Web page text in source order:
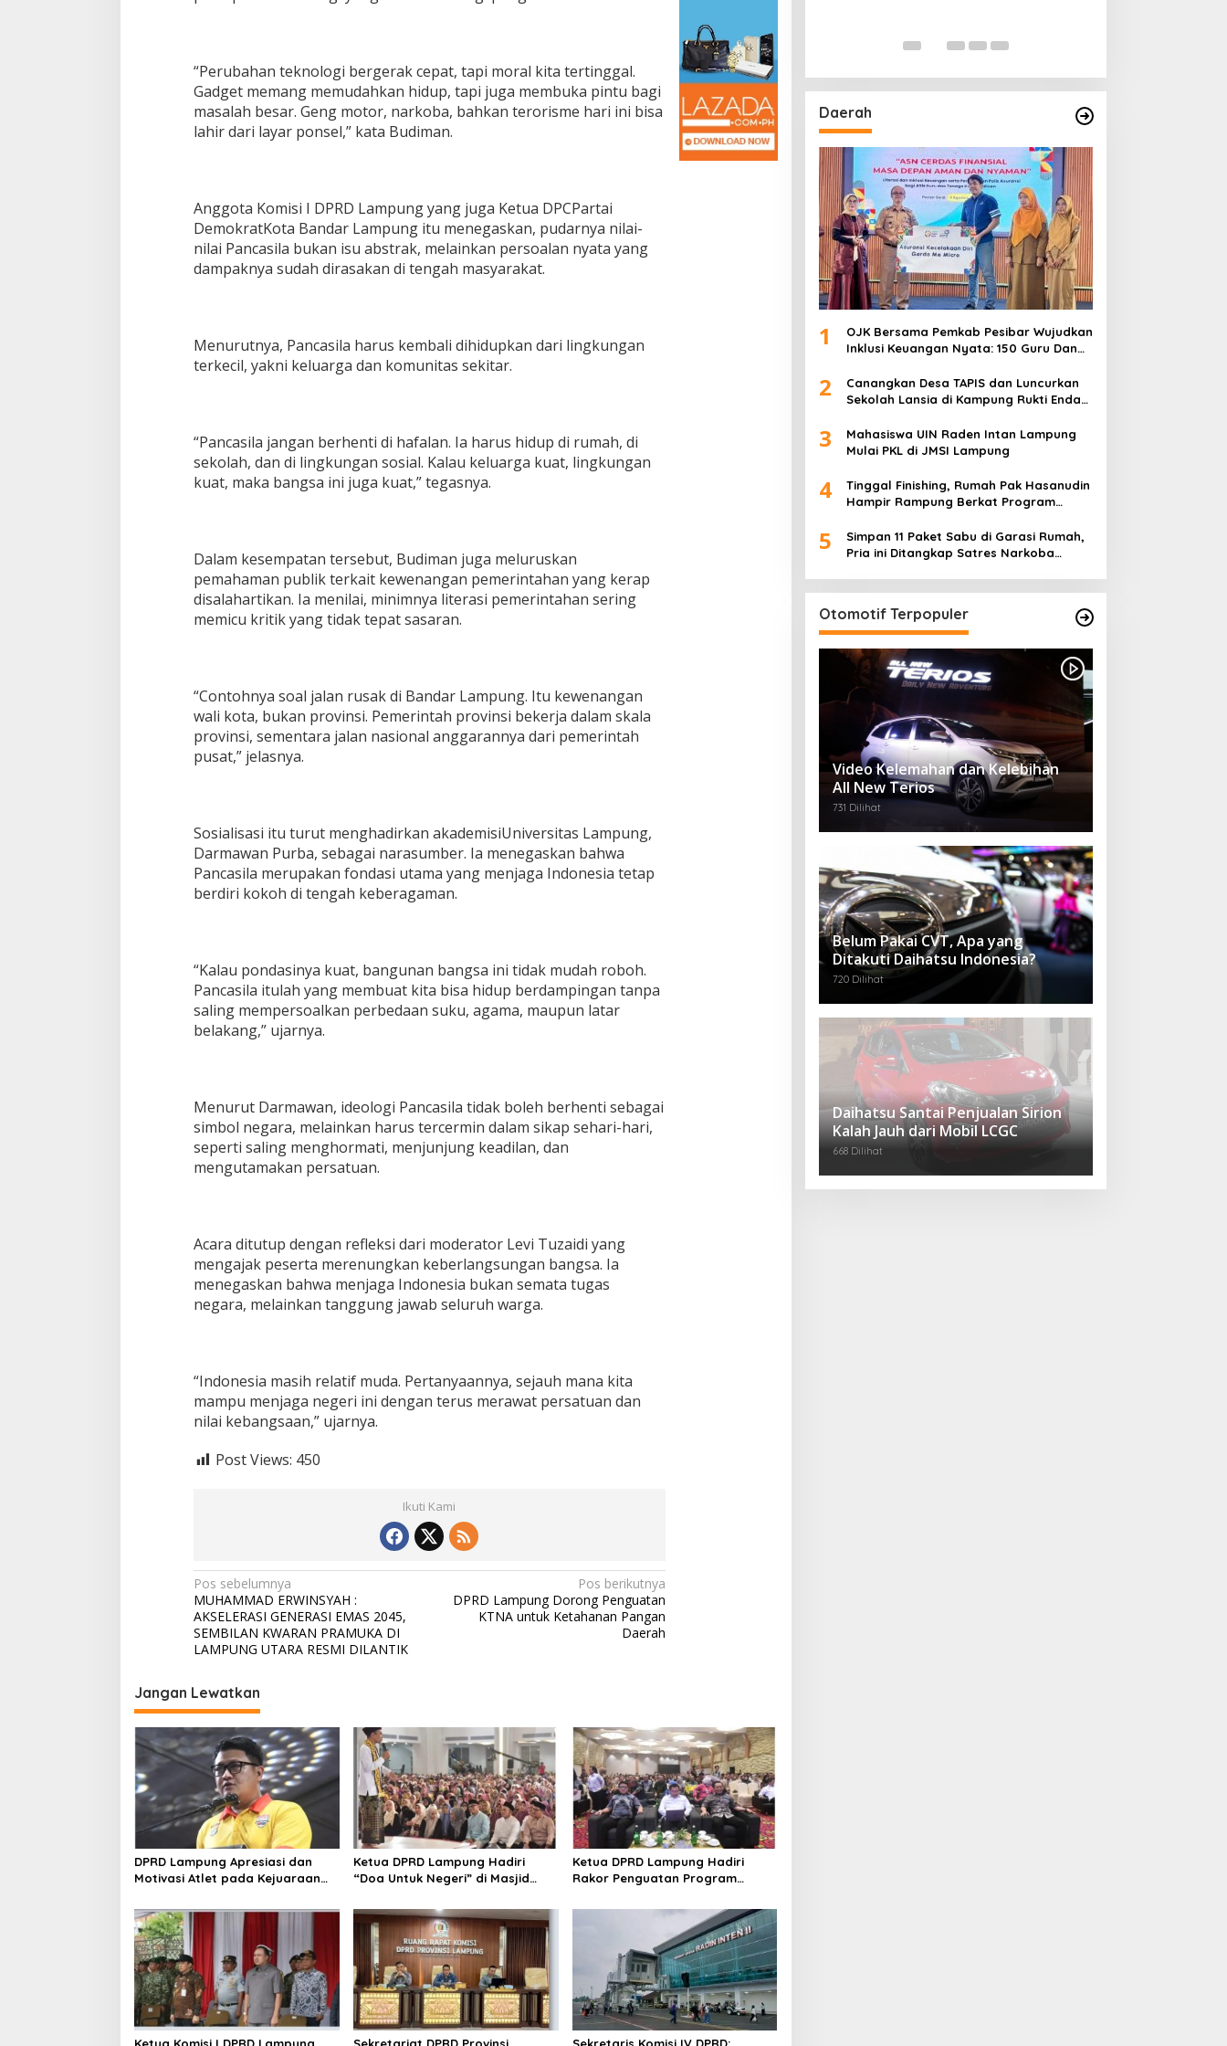
“Perubahan teknologi bergerak cepat, tapi moral kita tertinggal.
Gadget memang memudahkan hidup, tapi juga membuka pintu bagi
masalah besar. Geng motor, narkoba, bahkan terorisme hari ini bisa
lahir dari layar ponsel,” kata Budiman.
Anggota Komisi I DPRD Lampung yang juga Ketua DPCPartai
DemokratKota Bandar Lampung itu menegaskan, pudarnya nilai-
nilai Pancasila bukan isu abstrak, melainkan persoalan nyata yang
dampaknya sudah dirasakan di tengah masyarakat.
Menurutnya, Pancasila harus kembali dihidupkan dari lingkungan
terkecil, yakni keluarga dan komunitas sekitar.
“Pancasila jangan berhenti di hafalan. Ia harus hidup di rumah, di
sekolah, dan di lingkungan sosial. Kalau keluarga kuat, lingkungan
kuat, maka bangsa ini juga kuat,” tegasnya.
Dalam kesempatan tersebut, Budiman juga meluruskan
pemahaman publik terkait kewenangan pemerintahan yang kerap
disalahartikan. Ia menilai, minimnya literasi pemerintahan sering
memicu kritik yang tidak tepat sasaran.
“Contohnya soal jalan rusak di Bandar Lampung. Itu kewenangan
wali kota, bukan provinsi. Pemerintah provinsi bekerja dalam skala
provinsi, sementara jalan nasional anggarannya dari pemerintah
pusat,” jelasnya.
Sosialisasi itu turut menghadirkan akademisiUniversitas Lampung,
Darmawan Purba, sebagai narasumber. Ia menegaskan bahwa
Pancasila merupakan fondasi utama yang menjaga Indonesia tetap
berdiri kokoh di tengah keberagaman.
“Kalau pondasinya kuat, bangunan bangsa ini tidak mudah roboh.
Pancasila itulah yang membuat kita bisa hidup berdampingan tanpa
saling mempersoalkan perbedaan suku, agama, maupun latar
belakang,” ujarnya.
Menurut Darmawan, ideologi Pancasila tidak boleh berhenti sebagai
simbol negara, melainkan harus tercermin dalam sikap sehari-hari,
seperti saling menghormati, menjunjung keadilan, dan
mengutamakan persatuan.
Acara ditutup dengan refleksi dari moderator Levi Tuzaidi yang
mengajak peserta merenungkan keberlangsungan bangsa. Ia
menegaskan bahwa menjaga Indonesia bukan semata tugas
negara, melainkan tanggung jawab seluruh warga.
“Indonesia masih relatif muda. Pertanyaannya, sejauh mana kita
mampu menjaga negeri ini dengan terus merawat persatuan dan
nilai kebangsaan,” ujarnya.
Post Views: 450
Ikuti Kami
N
a
v
i
g
a
s
i
p
o
s
Pos sebelumnya
MUHAMMAD ERWINSYAH :
AKSELERASI GENERASI EMAS 2045,
SEMBILAN KWARAN PRAMUKA DI
LAMPUNG UTARA RESMI DILANTIK
Pos berikutnya
DPRD Lampung Dorong Penguatan
KTNA untuk Ketahanan Pangan
Daerah
Jangan Lewatkan
DPRD Lampung Apresiasi dan
Motivasi Atlet pada Kejuaraan
Ketua DPRD Lampung Hadiri
“Doa Untuk Negeri” di Masjid
Ketua DPRD Lampung Hadiri
Rakor Penguatan Program
Daerah
1
OJK Bersama Pemkab Pesibar Wujudkan
Inklusi Keuangan Nyata: 150 Guru Dan
Jiwa
2
Canangkan Desa TAPIS dan Luncurkan
Sekolah Lansia di Kampung Rukti Endah,
Pembangunan SDM Dimulai dari Desa
3
Mahasiswa UIN Raden Intan Lampung
Mulai PKL di JMSI Lampung
4
Tinggal Finishing, Rumah Pak Hasanudin
Hampir Rampung Berkat Program
Desa)
5
Simpan 11 Paket Sabu di Garasi Rumah,
Pria ini Ditangkap Satres Narkoba
Otomotif Terpopuler
Video Kelemahan dan Kelebihan
All New Terios
731 Dilihat
Belum Pakai CVT, Apa yang
Ditakuti Daihatsu Indonesia?
720 Dilihat
Daihatsu Santai Penjualan Sirion
Kalah Jauh dari Mobil LCGC
668 Dilihat